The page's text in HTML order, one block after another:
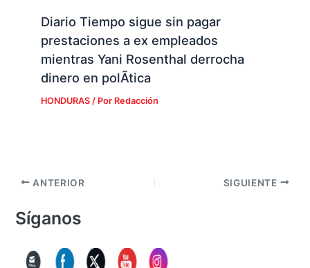
Diario Tiempo sigue sin pagar
prestaciones a ex empleados
mientras Yani Rosenthal derrocha
dinero en polÃ­tica
HONDURAS/ Por Redacción
ANTERIOR SIGUIENTE
Síganos